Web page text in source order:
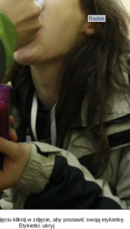
Radek
kliknij w zdjęcie, aby postawić swoją etykietkę.
Etykietki: ukryj